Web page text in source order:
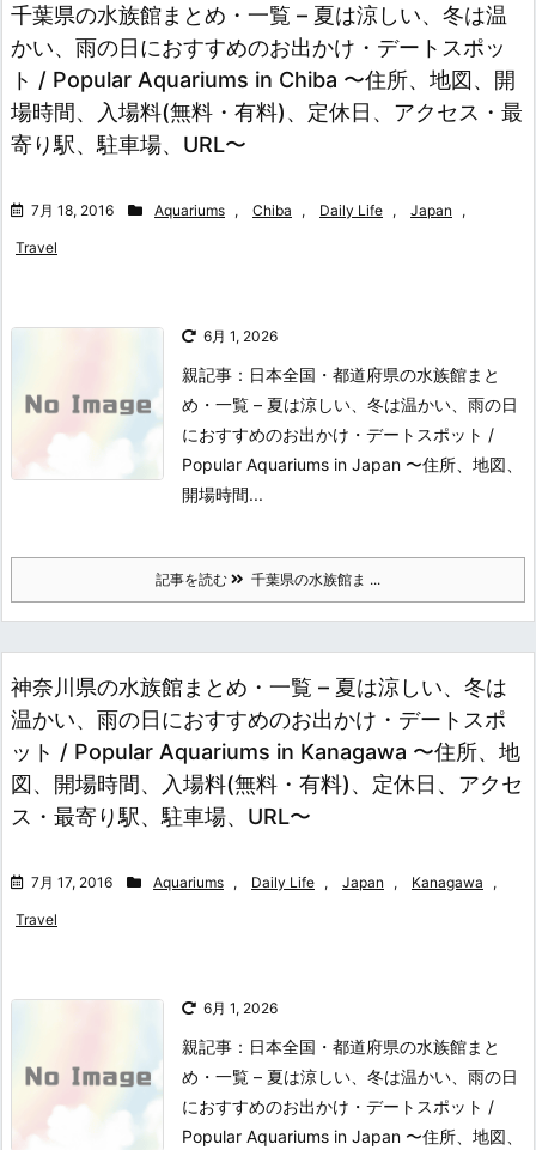
千葉県の水族館まとめ・一覧 – 夏は涼しい、冬は温
かい、雨の日におすすめのお出かけ・デートスポッ
ト / Popular Aquariums in Chiba 〜住所、地図、開
場時間、入場料(無料・有料)、定休日、アクセス・最
寄り駅、駐車場、URL〜
7月 18, 2016 Aquariums , Chiba , Daily Life , Japan ,
Travel
6月 1, 2026
親記事：日本全国・都道府県の水族館まと
め・一覧 – 夏は涼しい、冬は温かい、雨の日
におすすめのお出かけ・デートスポット /
Popular Aquariums in Japan 〜住所、地図、
開場時間...
記事を読む 千葉県の水族館ま ...
神奈川県の水族館まとめ・一覧 – 夏は涼しい、冬は
温かい、雨の日におすすめのお出かけ・デートスポ
ット / Popular Aquariums in Kanagawa 〜住所、地
図、開場時間、入場料(無料・有料)、定休日、アクセ
ス・最寄り駅、駐車場、URL〜
7月 17, 2016 Aquariums , Daily Life , Japan , Kanagawa ,
Travel
6月 1, 2026
親記事：日本全国・都道府県の水族館まと
め・一覧 – 夏は涼しい、冬は温かい、雨の日
におすすめのお出かけ・デートスポット /
Popular Aquariums in Japan 〜住所、地図、